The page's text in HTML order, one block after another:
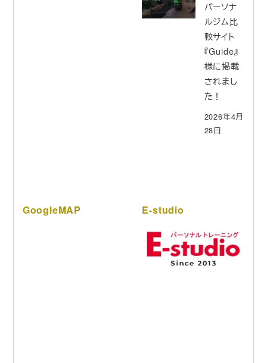
パーソナ
ルジム比
較サイト
『Guide』
様に掲載
されまし
た！
2026年4月
28日
GoogleMAP E-studio